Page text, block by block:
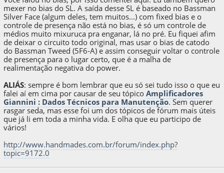
mexer no bias do SL. A saída desse SL é baseado no Bassman
Silver Face (algum deles, tem muitos...) com fixed bias e o
controle de presença não está no bias, é só um controle de
médios muito mixuruca pra enganar, lá no pré. Eu fiquei afim
de deixar o circuito todo original, mas usar o bias de catodo
do Bassman Tweed (5F6-A) e assim conseguir voltar o controle
de presença para o lugar certo, que é a malha de
realimentação negativa do power.
ALIÁS: sempre é bom lembrar que eu só sei tudo isso o que eu
falei aí em cima por causar de seu tópicoAmplificadores
Giannini : Dados Técnicos para Manutenção. Sem querer
rasgar seda, mas esse foi um dos tópicos de fórum mais úteis
que já li em toda a minha vida. E olha que eu participo de
vários!
http://www.handmades.com.br/forum/index.php?
topic=9172.0